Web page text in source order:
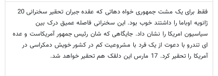
فقط برای یک مشت جمهوری خواه دهاتی که عقده جبران تحقیر سخنرانی 20
ژانویه اوباما را داشتند خوب بود. این سخنرانی فاصله عمیق درک بین
سیاسیون امریکا را نشان داد. جایگاهی که شان رئیس جمهور آمریکاست و عده
ای تندرو با دعوت از یک فرد با مشروعیت کم در کشور خویش دمکراسی در
آمریکا را تحقیر کرد. 17 مارس این دلقک هم تحقیر خواهد شد.